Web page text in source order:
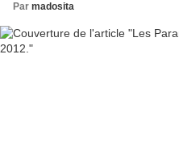
Par madosita